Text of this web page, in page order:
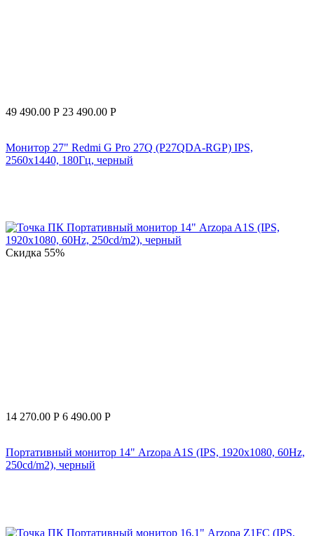
49 490.00 Р 23 490.00 Р
Монитор 27" Redmi G Pro 27Q (P27QDA-RGP) IPS,
2560x1440, 180Гц, черный
Скидка 55%
14 270.00 Р 6 490.00 Р
Портативный монитор 14" Arzopa A1S (IPS, 1920x1080, 60Hz,
250cd/m2), черный